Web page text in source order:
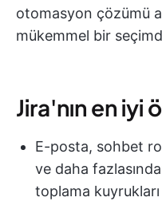
otomasyon çözümü
mükemmel bir
Jira'nın en iyi
E-posta, sohbet
ve daha
toplama kuyrukları